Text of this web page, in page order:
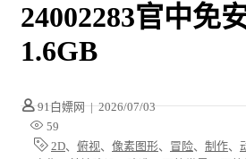
24002283官中免
1.6GB
91白嫖网 | 2026/07/03
59
2D、 俯视、 像素图形、 冒险、 制作、